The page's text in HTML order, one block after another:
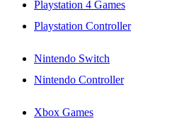
Playstation 4 Games
Playstation Controller
Nintendo Switch
Nintendo Controller
Xbox Games